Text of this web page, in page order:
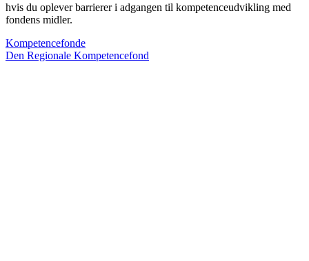
hvis du oplever barrierer i adgangen til kompetenceudvikling med
fondens midler.
Kompetencefonde
Den Regionale Kompetencefond